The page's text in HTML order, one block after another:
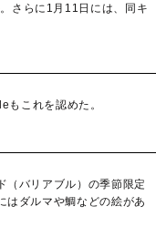
さらに1月11日には、同キ
これを認めた。
バリアブル）の季節限定
はダルマや鯛などの絵があ